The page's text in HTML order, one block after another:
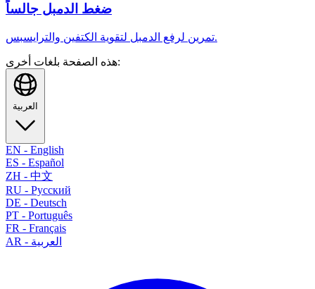
ضغط الدمبل جالساً
تمرين لرفع الدمبل لتقوية الكتفين والترايسبس.
هذه الصفحة بلغات أخرى:
العربية
EN - English
ES - Español
ZH - 中文
RU - Русский
DE - Deutsch
PT - Português
FR - Français
AR - العربية